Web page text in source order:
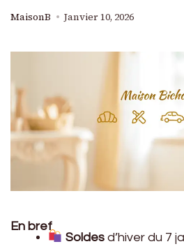
MaisonB Janvier 10, 2026
En bref
Soldesd’hiver du 7